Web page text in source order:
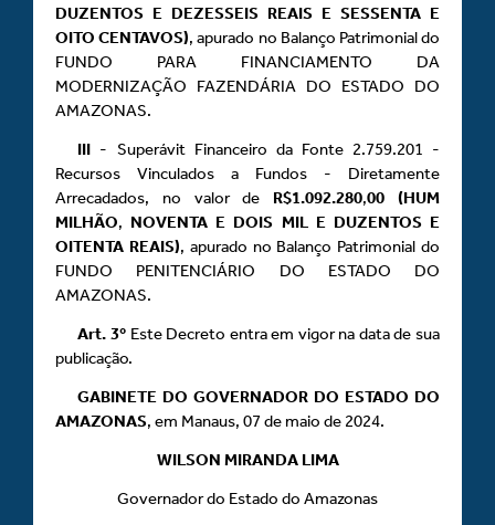
DUZENTOS E DEZESSEIS REAIS E SESSENTA E
OITO CENTAVOS), apurado no Balanço Patrimonial do
FUNDO PARA FINANCIAMENTO DA
MODERNIZAÇÃO FAZENDÁRIA DO ESTADO DO
AMAZONAS.
III - Superávit Financeiro da Fonte 2.759.201 -
Recursos Vinculados a Fundos - Diretamente
Arrecadados, no valor de R$1.092.280,00 (HUM
MILHÃO, NOVENTA E DOIS MIL E DUZENTOS E
OITENTA REAIS), apurado no Balanço Patrimonial do
FUNDO PENITENCIÁRIO DO ESTADO DO
AMAZONAS.
Art. 3ºEste Decreto entra em vigor na data de sua
publicação.
GABINETE DO GOVERNADOR DO ESTADO DO
AMAZONAS, em Manaus, 07 de maio de 2024.
WILSON MIRANDA LIMA
Governador do Estado do Amazonas